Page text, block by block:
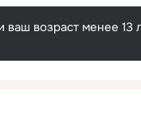
возраст менее